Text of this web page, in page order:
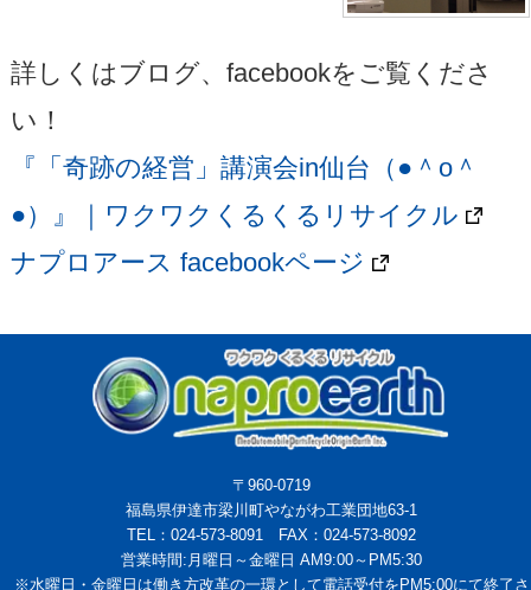
詳しくはブログ、facebookをご覧くださ
い！
『「奇跡の経営」講演会in仙台（●＾o＾
●）』｜ワクワクくるくるリサイクル
ナプロアース facebookページ
〒960-0719
福島県伊達市梁川町やながわ工業団地63-1
TEL：024-573-8091 FAX：024-573-8092
営業時間:月曜日～金曜日 AM9:00～PM5:30
※水曜日・金曜日は働き方改革の一環として電話受付をPM5:00にて終了さ